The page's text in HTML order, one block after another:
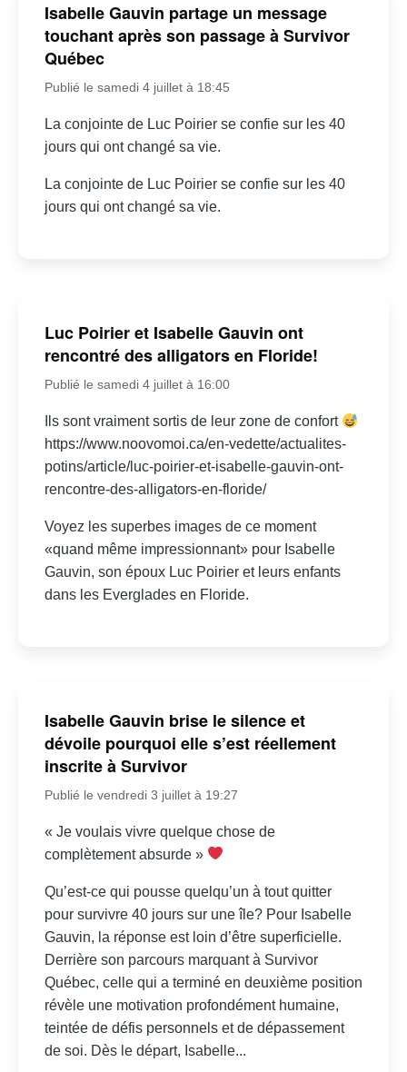
Isabelle Gauvin partage un message
touchant après son passage à Survivor
Québec
Publié le samedi 4 juillet à 18:45
La conjointe de Luc Poirier se confie sur les 40
jours qui ont changé sa vie.
La conjointe de Luc Poirier se confie sur les 40
jours qui ont changé sa vie.
Luc Poirier et Isabelle Gauvin ont
rencontré des alligators en Floride!
Publié le samedi 4 juillet à 16:00
Ils sont vraiment sortis de leur zone de confort
https://www.noovomoi.ca/en-vedette/actualites-
potins/article/luc-poirier-et-isabelle-gauvin-ont-
rencontre-des-alligators-en-floride/
Voyez les superbes images de ce moment
«quand même impressionnant» pour Isabelle
Gauvin, son époux Luc Poirier et leurs enfants
dans les Everglades en Floride.
Isabelle Gauvin brise le silence et
dévoile pourquoi elle s’est réellement
inscrite à Survivor
Publié le vendredi 3 juillet à 19:27
« Je voulais vivre quelque chose de
complètement absurde »
Qu’est-ce qui pousse quelqu’un à tout quitter
pour survivre 40 jours sur une île? Pour Isabelle
Gauvin, la réponse est loin d’être superficielle.
Derrière son parcours marquant à Survivor
Québec, celle qui a terminé en deuxième position
révèle une motivation profondément humaine,
teintée de défis personnels et de dépassement
de soi. Dès le départ, Isabelle...